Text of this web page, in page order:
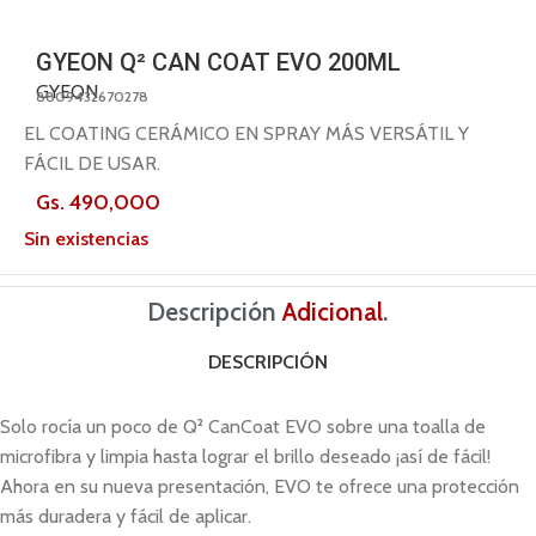
GYEON Q² CAN COAT EVO 200ML
GYEON
8809432670278
EL COATING CERÁMICO EN SPRAY MÁS VERSÁTIL Y
FÁCIL DE USAR.
Gs. 490,000
Sin existencias
DescripciónAdicional.
DESCRIPCIÓN
Solo rocía un poco de Q² CanCoat EVO sobre una toalla de
microfibra y limpia hasta lograr el brillo deseado ¡así de fácil!
Ahora en su nueva presentación, EVO te ofrece una protección
más duradera y fácil de aplicar.